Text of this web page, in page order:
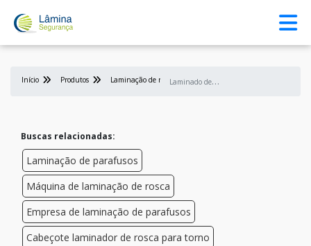
Início Produtos Laminação de rosca L
aminado de roscas interiores
Buscas relacionadas:
Laminação de parafusos
Máquina de laminação de rosca
Empresa de laminação de parafusos
Cabeçote laminador de rosca para torno